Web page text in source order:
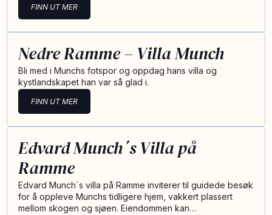
FINN UT MER
Nedre Ramme – Villa Munch
Bli med i Munchs fotspor og oppdag hans villa og
kystlandskapet han var så glad i.
FINN UT MER
Edvard Munch´s Villa på
Ramme
Edvard Munch´s villa på Ramme inviterer til guidede besøk
for å oppleve Munchs tidligere hjem, vakkert plassert
mellom skogen og sjøen. Eiendommen kan…